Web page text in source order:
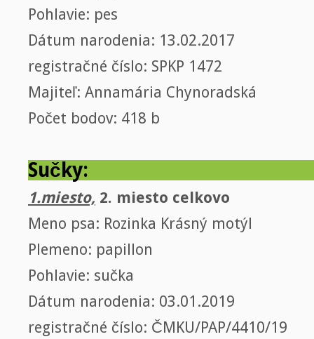
Pohlavie: pes
Dátum narodenia: 13.02.2017
registračné číslo: SPKP 1472
Majiteľ: Annamária Chynoradská
Počet bodov: 418 b
Sučky:
1.miesto, 2. miesto celkovo
Meno psa: Rozinka Krásný motýl
Plemeno: papillon
Pohlavie: sučka
Dátum narodenia: 03.01.2019
registračné číslo: ČMKU/PAP/4410/19